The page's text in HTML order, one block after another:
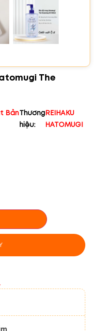
The
BảnThương
hiệu:
REIHAKU
HATOMUGI